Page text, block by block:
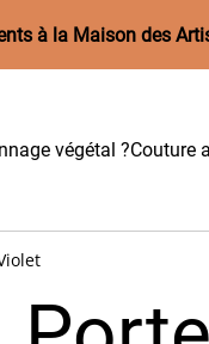
à la Maison des
végétal ?Couture